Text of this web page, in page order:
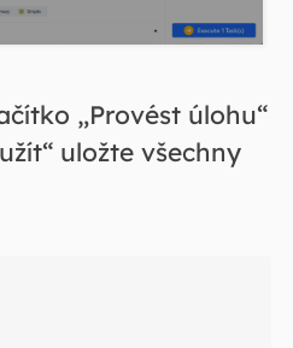
„Provést úlohu“
uložte všechny